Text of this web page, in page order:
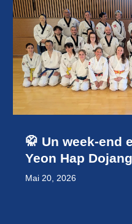
🥋 Un week-end
Yeon Hap
Mai 20, 2026